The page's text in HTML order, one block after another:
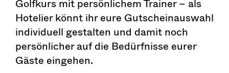
Golfkurs mit persönlichem Trainer – als
Hotelier könnt ihr eure Gutscheinauswahl
individuell gestalten und damit noch
persönlicher auf die Bedürfnisse eurer
Gäste eingehen.